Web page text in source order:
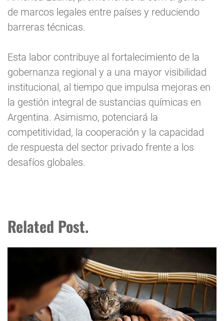
de marcos legales entre países y reduciendo
barreras técnicas.
Esta labor contribuye al fortalecimiento de la
gobernanza regional y a una mayor visibilidad
institucional, al tiempo que impulsa mejoras en
la gestión integral de sustancias químicas en
Argentina. Asimismo, potenciará la
competitividad, la cooperación y la capacidad
de respuesta del sector privado frente a los
desafíos globales.
Related Post.